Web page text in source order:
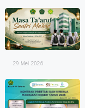
29 Mei 2026